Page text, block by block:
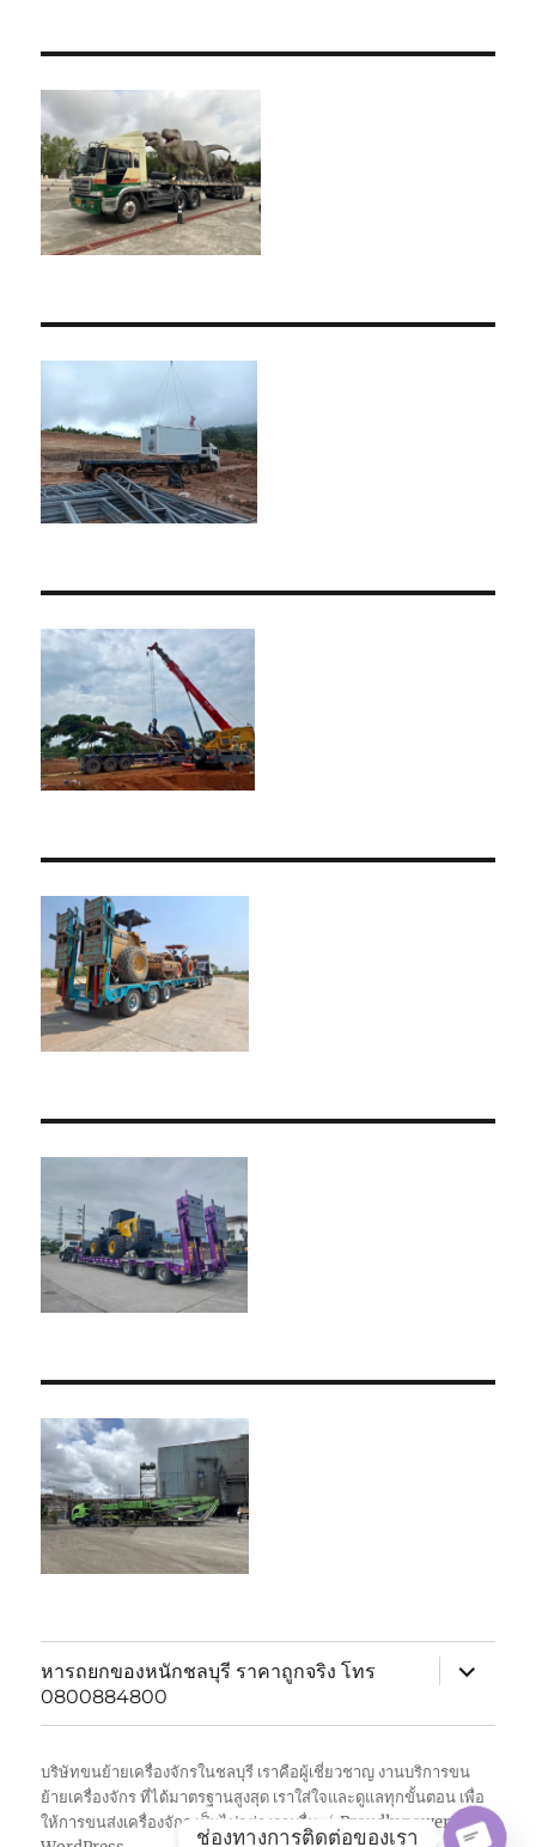
หารถยกของหนักชลบุรี ราคาถูกจริง โทร
0800884800
expand
child
บริษัทขนย้ายเครื่องจักรในชลบุรี เราคือผู้เชี่ยวชาญ งานบริการขน
ย้ายเครื่องจักร ที่ได้มาตรฐานสูงสุด เราใส่ใจและดูแลทุกขั้นตอน เพื่อ
ให้การขนส่งเครื่องจักร เป็นไปอย่างราบรื่น
Proudly powered by
ช่องทางการติดต่อของเรา